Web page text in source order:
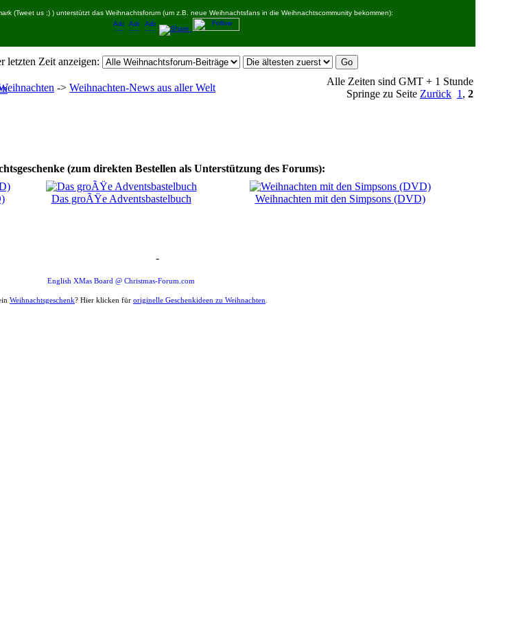
(Tweet us ;) ) unterstützt das Weihnachtsforum (um z.B. neue Weihnachtsfans in die Weihnachtscommunity bekommen):
letzten Zeit anzeigen:
-> Weihnachten-News aus aller Welt
Alle Zeiten sind GMT + 1 Stunde
Springe zu Seite Zurück 1 , 2
(zum direkten Bestellen als Unterstützung des Forums):
Das groÃŸe Adventsbastelbuch Weihnachten mit den Simpsons (DVD)
-
English XMas Board @ Christmas-Forum.com
Weihnachtsgeschenk? Hier klicken für originelle Geschenkideen zu Weihnachten